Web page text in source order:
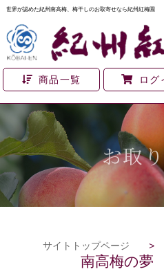
世界が認めた紀州南高梅、梅干しのお取寄せなら紀州紅梅園
商品一覧 ログ
お取
サイトトップページ >
南高梅の夢